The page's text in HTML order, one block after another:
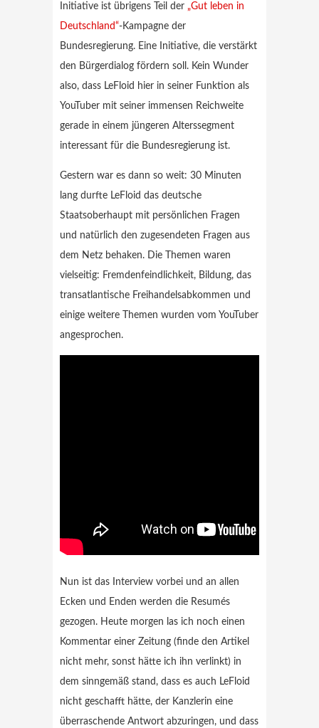
Initiative ist übrigens Teil der „Gut leben in
Deutschland“-Kampagne der
Bundesregierung. Eine Initiative, die verstärkt
den Bürgerdialog fördern soll. Kein Wunder
also, dass LeFloid hier in seiner Funktion als
YouTuber mit seiner immensen Reichweite
gerade in einem jüngeren Alterssegment
interessant für die Bundesregierung ist.
Gestern war es dann so weit: 30 Minuten
lang durfte LeFloid das deutsche
Staatsoberhaupt mit persönlichen Fragen
und natürlich den zugesendeten Fragen aus
dem Netz behaken. Die Themen waren
vielseitig: Fremdenfeindlichkeit, Bildung, das
transatlantische Freihandelsabkommen und
einige weitere Themen wurden vom YouTuber
angesprochen.
Nun ist das Interview vorbei und an allen
Ecken und Enden werden die Resumés
gezogen. Heute morgen las ich noch einen
Kommentar einer Zeitung (finde den Artikel
nicht mehr, sonst hätte ich ihn verlinkt) in
dem sinngemäß stand, dass es auch LeFloid
nicht geschafft hätte, der Kanzlerin eine
überraschende Antwort abzuringen, und dass